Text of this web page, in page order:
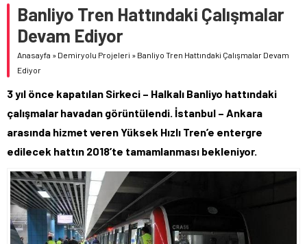
Brescia 426 Milyon Euro’luk Tramvay İnşaatına Başladı
Northern Railway Doğruladı: 308 Bin Rupiye Özel Vagonda
Puja
Madrid Atocha’da 56 Milyon Euro’luk Yenileme: Sol Tüneli
Banliyo Tren Hattındaki Çalışmalar
Devam Ediyor
Anasayfa » Demiryolu Projeleri » Banliyo Tren Hattındaki Çalışmalar Devam
Ediyor
3 yıl önce kapatılan Sirkeci – Halkalı Banliyo hattındaki
çalışmalar havadan görüntülendi. İstanbul – Ankara
arasında hizmet veren Yüksek Hızlı Tren’e entergre
edilecek hattın 2018’te tamamlanması bekleniyor.